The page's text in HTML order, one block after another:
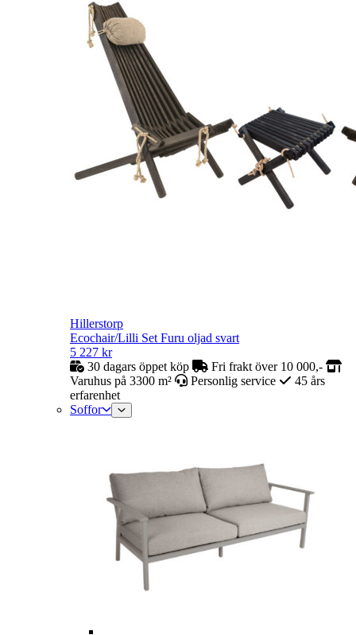
Hillerstorp
Ecochair/Lilli Set Furu oljad svart
5 227 kr
30 dagars öppet köp
Fri frakt över 10 000,-
Varuhus på 3300 m²
Personlig service
45 års
erfarenhet
Soffor